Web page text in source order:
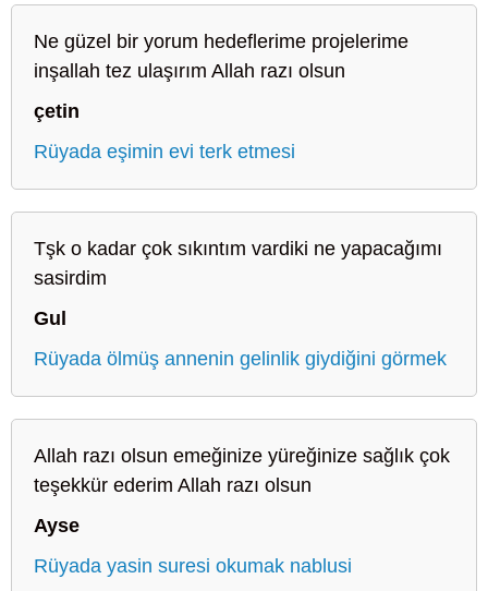
Ne güzel bir yorum hedeflerime projelerime
inşallah tez ulaşırım Allah razı olsun
çetin
Rüyada eşimin evi terk etmesi
Tşk o kadar çok sıkıntım vardiki ne yapacağımı
sasirdim
Gul
Rüyada ölmüş annenin gelinlik giydiğini görmek
Allah razı olsun emeğinize yüreğinize sağlık çok
teşekkür ederim Allah razı olsun
Ayse
Rüyada yasin suresi okumak nablusi